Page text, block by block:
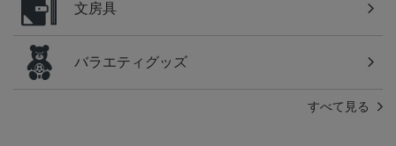
文房具
バラエティグッズ
すべて見る